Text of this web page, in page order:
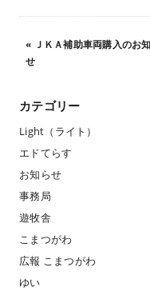
« ＪＫＡ補助車両購入のお
せ
カテゴリー
Light（ライト）
エドてらす
お知らせ
事務局
遊牧舎
こまつがわ
広報 こまつがわ
ゆい